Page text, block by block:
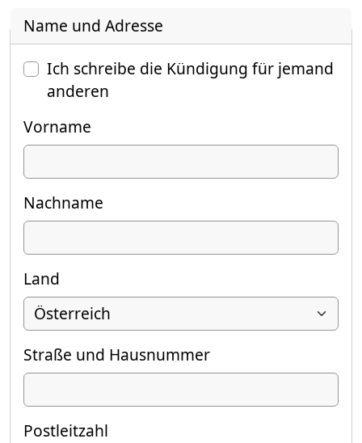
Name und Adresse
Ich schreibe die Kündigung für jemand
anderen
Vorname
Nachname
Land
Straße und Hausnummer
Postleitzahl